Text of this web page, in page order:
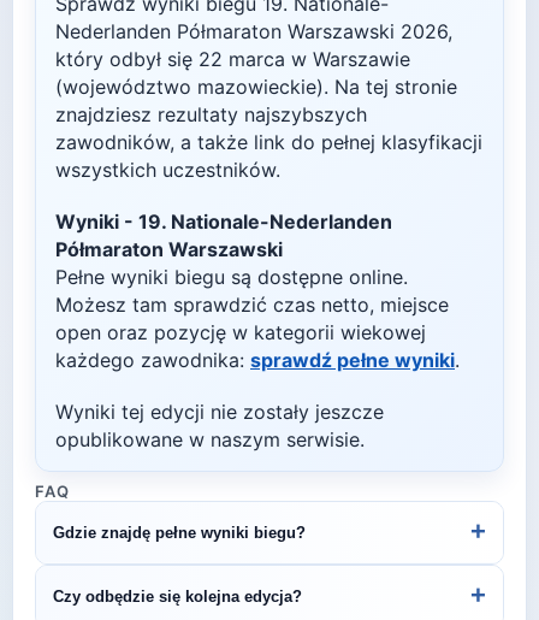
Nederlanden Półmaraton Warszawski 2026,
który odbył się 22 marca w Warszawie
(województwo mazowieckie). Na tej stronie
znajdziesz rezultaty najszybszych
zawodników, a także link do pełnej klasyfikacji
wszystkich uczestników.
Wyniki - 19. Nationale-Nederlanden
Półmaraton Warszawski
Pełne wyniki biegu są dostępne online.
Możesz tam sprawdzić czas netto, miejsce
open oraz pozycję w kategorii wiekowej
każdego zawodnika: sprawdź pełne wyniki.
Wyniki tej edycji nie zostały jeszcze
opublikowane w naszym serwisie.
FAQ
Gdzie znajdę pełne wyniki biegu? +
stronie internetowej lub na platformach takich jak
Czy odbędzie się kolejna edycja? +